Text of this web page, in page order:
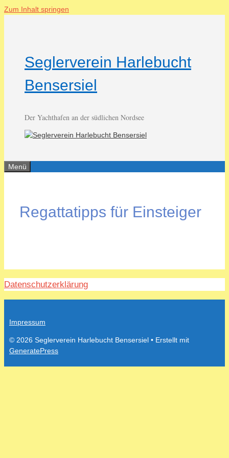
Zum Inhalt springen
Seglerverein Harlebucht
Bensersiel
Der Yachthafen an der südlichen Nordsee
Menü
Regattatipps für Einsteiger
Datenschutzerklärung
Impressum
© 2026 Seglerverein Harlebucht Bensersiel • Erstellt mit
GeneratePress